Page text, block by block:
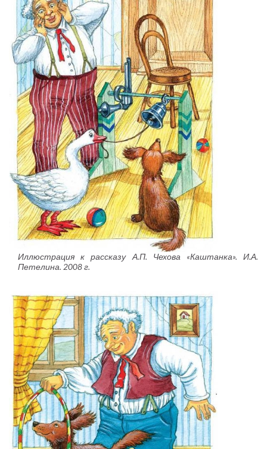
Иллюстрация к рассказу А.П. Чехова «Каштанка». И.А.
Петелина. 2008 г.